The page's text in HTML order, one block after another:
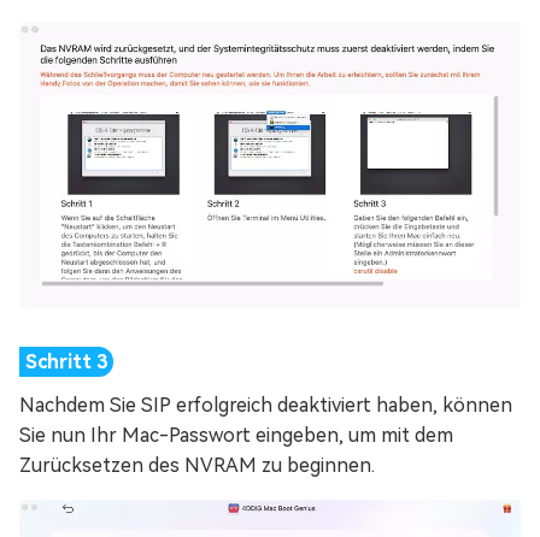
Nachdem Sie SIP erfolgreich deaktiviert haben, können
Sie nun Ihr Mac-Passwort eingeben, um mit dem
Zurücksetzen des NVRAM zu beginnen.